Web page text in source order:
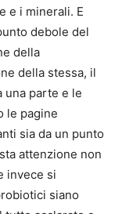
e i minerali. E
debole del
della
della stessa, il
una parte e le
le pagine
sia da un punto
attenzione non
invece si
siano